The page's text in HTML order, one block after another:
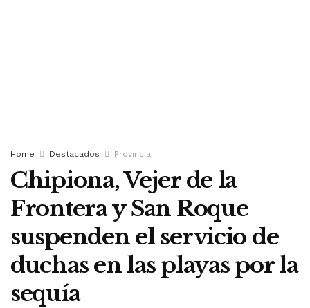
Home Destacados Provincia
Chipiona, Vejer de la
Frontera y San Roque
suspenden el servicio de
duchas en las playas por la
sequía